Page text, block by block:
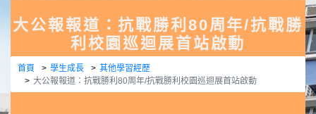
大公報報道：抗戰勝利80周年/抗戰勝
利校園巡迴展首站啟動
首頁 學生成長
其他學習經歷
大公報報道：抗戰勝利80周年/抗戰勝利校園巡迴展首站啟動